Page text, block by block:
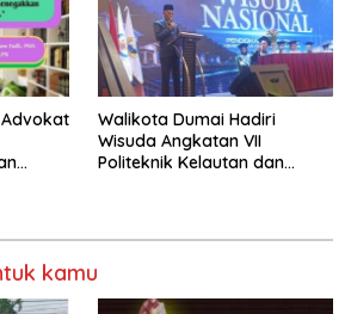
Advokat
Walikota Dumai Hadiri
Wisuda Angkatan VII
Politeknik Kelautan dan
kamu